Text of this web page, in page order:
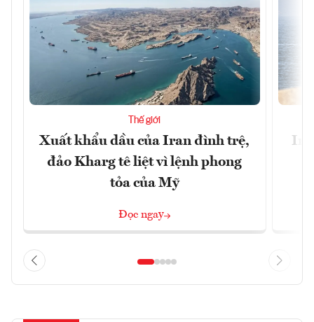
Thế giới
Xuất khẩu dầu của Iran đình trệ,
đảo Kharg tê liệt vì lệnh phong
tỏa của Mỹ
Đọc ngay